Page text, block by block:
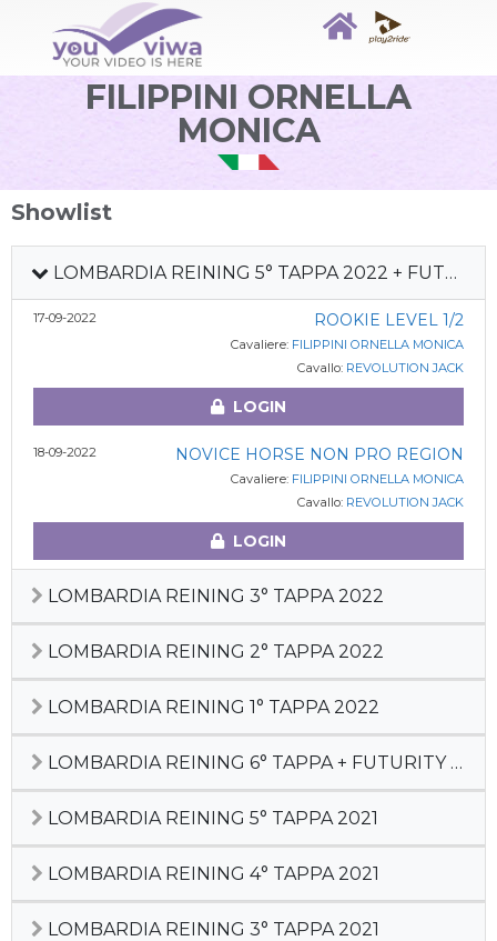
FILIPPINI ORNELLA
MONICA
Showlist
LOMBARDIA REINING 5° TAPPA 2022 + FUTURITY LR
17-09-2022 ROOKIE LEVEL 1/2
Cavaliere: FILIPPINI ORNELLA MONICA
Cavallo: REVOLUTION JACK
LOGIN
18-09-2022 NOVICE HORSE NON PRO REGION
Cavaliere: FILIPPINI ORNELLA MONICA
Cavallo: REVOLUTION JACK
LOGIN
LOMBARDIA REINING 3° TAPPA 2022
LOMBARDIA REINING 2° TAPPA 2022
LOMBARDIA REINING 1° TAPPA 2022
LOMBARDIA REINING 6° TAPPA + FUTURITY LR 2021
LOMBARDIA REINING 5° TAPPA 2021
LOMBARDIA REINING 4° TAPPA 2021
LOMBARDIA REINING 3° TAPPA 2021